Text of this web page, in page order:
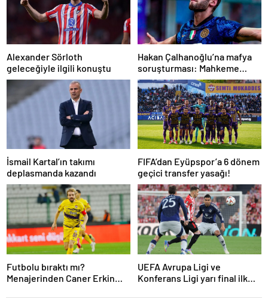
Alexander Sörloth
geleceğiyle ilgili konuştu
Hakan Çalhanoğlu’na mafya
soruşturması: Mahkeme
cezasını açıkladı
İsmail Kartal’ın takımı
deplasmanda kazandı
FIFA’dan Eyüpspor’a 6 dönem
geçici transfer yasağı!
Futbolu bıraktı mı?
Menajerinden Caner Erkin
UEFA Avrupa Ligi ve
Konferans Ligi yarı final ilk